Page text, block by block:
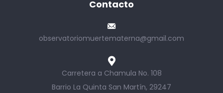
Contacto
observatoriomuertematerna@gmail.com
Carretera a Chamula No. 108
Barrio La Quinta San Martín, 29247